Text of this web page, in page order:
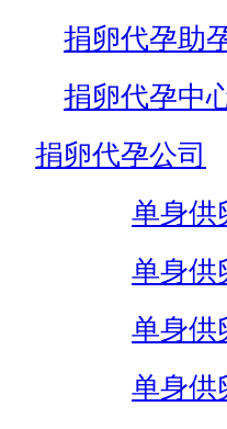
捐卵代孕助
捐卵代孕中
捐卵代孕公司
单身供
单身供
单身供
单身供